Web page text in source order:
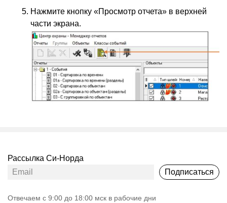
Нажмите кнопку «Просмотр отчета» в верхней
части экрана.
Рассылка Си-Норда
Подписаться
Oтвечаем с 9:00 до 18:00 мск в рабочие дни